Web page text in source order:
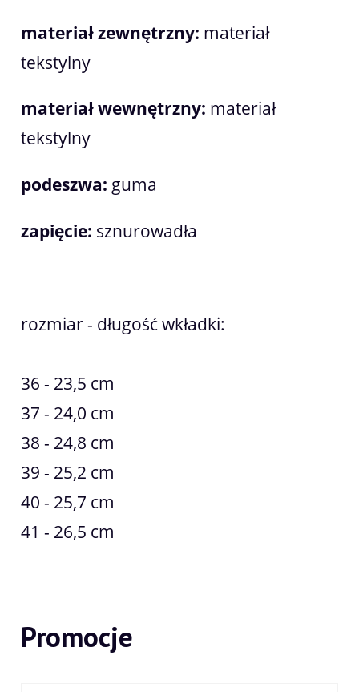
materiał zewnętrzny: materiał
tekstylny
materiał wewnętrzny: materiał
tekstylny
podeszwa: guma
zapięcie: sznurowadła
rozmiar - długość wkładki:
36 - 23,5 cm
37 - 24,0 cm
38 - 24,8 cm
39 - 25,2 cm
40 - 25,7 cm
41 - 26,5 cm
Promocje